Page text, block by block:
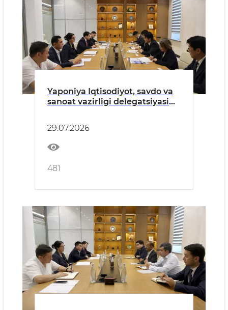
Yaponiya Iqtisodiyot, savdo va
sanoat vazirligi delegatsiyasi
29.07.2026
481